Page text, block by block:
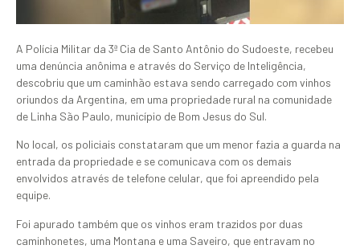
A Polícia Militar da 3ª Cia de Santo Antônio do Sudoeste, recebeu
uma denúncia anônima e através do Serviço de Inteligência,
descobriu que um caminhão estava sendo carregado com vinhos
oriundos da Argentina, em uma propriedade rural na comunidade
de Linha São Paulo, município de Bom Jesus do Sul.
No local, os policiais constataram que um menor fazia a guarda na
entrada da propriedade e se comunicava com os demais
envolvidos através de telefone celular, que foi apreendido pela
equipe.
Foi apurado também que os vinhos eram trazidos por duas
caminhonetes, uma Montana e uma Saveiro, que entravam no